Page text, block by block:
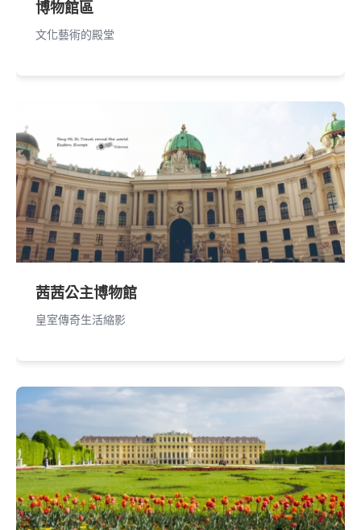
博物館區
文化藝術的殿堂
茜茜公主博物館
皇室傳奇生活縮影